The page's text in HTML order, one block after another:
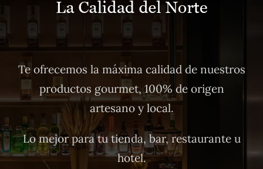
Te ofrecemos la máxima calidad de nuestros
productos gourmet, 100% de origen
artesano y local.
Lo mejor para tu tienda, bar, restaurante u
hotel.